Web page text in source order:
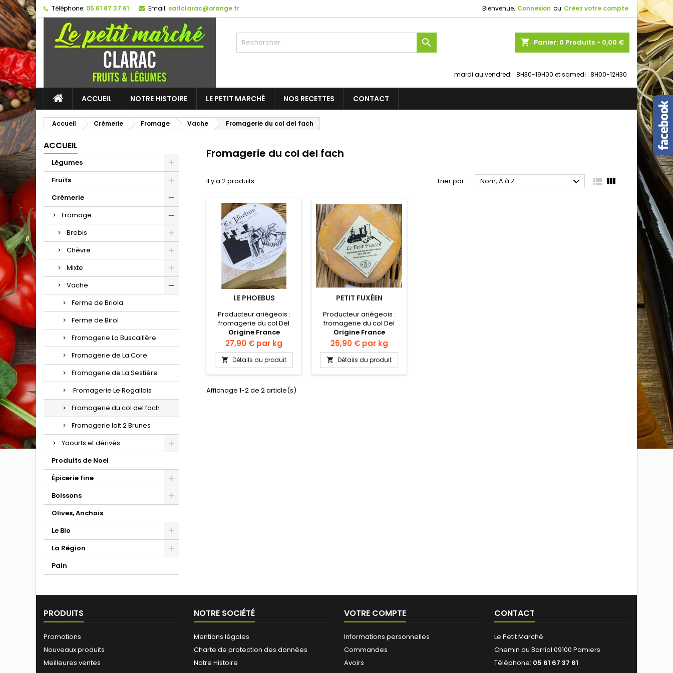
Téléphone: 05 61 67 37 61 Email: sarlclarac@orange.fr Bienvenue, Connexion ou Créez votre compte
shopping_cart Panier: 0 Produits - 0,00 €

mardi au vendredi : 8H30-19H00 et samedi : 8H00-12H30
ACCUEIL NOTRE HISTOIRE LE PETIT MARCHÉ NOS RECETTES CONTACT
Accueil Crémerie Fromage Vache Fromagerie du col del fach
ACCUEIL
Légumes
Fruits
Crémerie
Fromage
Brebis
Chèvre
Mixte
Vache
Ferme de Briola
Ferme de Birol
Fromagerie La Buscaillère
Fromagerie de La Core
Fromagerie de La Sestière
Fromagerie Le Rogallais
Fromagerie du col del fach
Fromagerie lait 2 Brunes
Yaourts et dérivés
Produits de Noel
Épicerie fine
Boissons
Olives, Anchois
Le Bio
La Région
Pain
Fromagerie du col del fach
Il y a 2 produits. Trier par : Nom, A à Z   
LE PHOEBUS
Producteur ariégeois :
fromagerie du col Del
Fach.
Origine France
Prix
27,90 € par kg
 Détails du produit
PETIT FUXÉEN
Producteur ariégeois :
fromagerie du col Del
Fach.
Origine France
Prix
26,90 € par kg
 Détails du produit
Affichage 1-2 de 2 article(s)
PRODUITS
Promotions
Nouveaux produits
Meilleures ventes
NOTRE SOCIÉTÉ
Mentions légales
Charte de protection des données
Notre Histoire
VOTRE COMPTE
Informations personnelles
Commandes
Avoirs
CONTACT
Le Petit Marché
Chemin du Barriol 09100 Pamiers
Téléphone: 05 61 67 37 61